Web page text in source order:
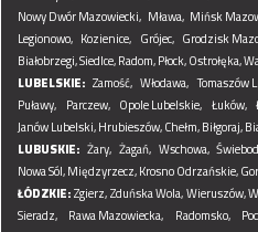
Nowy Dwór Mazowiecki, Mława, Mińsk
Legionowo, Kozienice, Grójec, Grodzisk
Białobrzegi,Siedlce,Radom,Płock,Ostrołęka,
LUBELSKIE: Zamość, Włodawa, Tomaszów
Puławy, Parczew, Opole Lubelskie, Łuków,
Janów Lubelski,Hrubieszów,Chełm,Biłgoraj,
LUBUSKIE: Żary, Żagań, Wschowa,
Nowa Sól,Międzyrzecz,Krosno Odrzańskie,
ŁÓDZKIE:Zgierz,Zduńska Wola,Wieruszów,
Sieradz, Rawa Mazowiecka, Radomsko,